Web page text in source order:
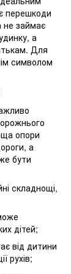
перешкоди
не займає
а
Для
символом
опори
а
бути
складнощі,
дітей;
від дитини
рухів;